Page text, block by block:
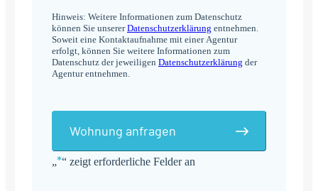
„*“ zeigt erforderliche Felder an
Hinweis: Weitere Informationen zum Datenschutz
können Sie unsererDatenschutzerklärung entnehmen.
Soweit eine Kontaktaufnahme mit einer Agentur
erfolgt, können Sie weitere Informationen zum
Datenschutz der jeweiligen Datenschutzerklärung der
Agentur entnehmen.
Wohnung anfragen